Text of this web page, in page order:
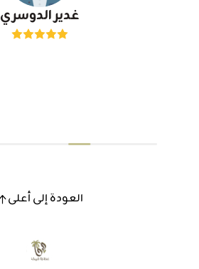
غدير الدوسري
العودة إلى أعلى